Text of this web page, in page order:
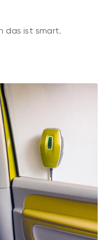
das ist smart.